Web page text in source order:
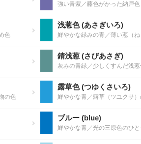
強い青紫／藤色がかった納戸色
色
浅葱色 (あさぎいろ)
鮮やかな緑みの青／薄い葱（
錆浅葱 (さびあさぎ)
灰みの青緑／少しくすんだ浅
の色
露草色 (つゆくさいろ)
鮮やかな青／露草（ツユクサ
ブルー (blue)
鮮やかな青／光の三原色のひと